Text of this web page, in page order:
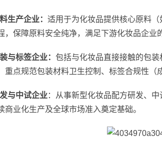
生产企业： 适用于为化妆品提供核心原料
，保障原料安全纯净，满足下游化妆品企业
与标签企业： 包括与化妆品直接接触的包
重点规范包装材料卫生控制、标签合规性（
与中试企业：从事新型化妆品配方研发、
商业化生产及全球市场准入奠定基础。